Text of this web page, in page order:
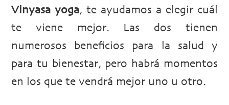
Vinyasa yoga, te ayudamos a elegir cuál
te viene mejor. Las dos tienen
numerosos beneficios para la salud y
para tu bienestar, pero habrá momentos
en los que te vendrá mejor uno u otro.